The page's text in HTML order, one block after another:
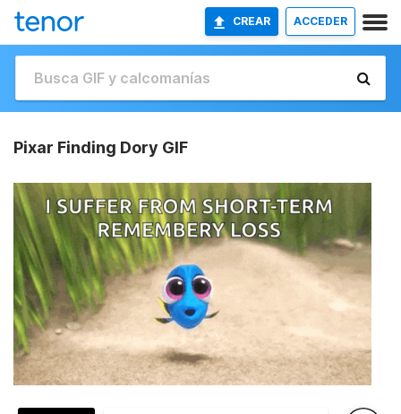
CREAR ACCEDER
Pixar Finding Dory GIF